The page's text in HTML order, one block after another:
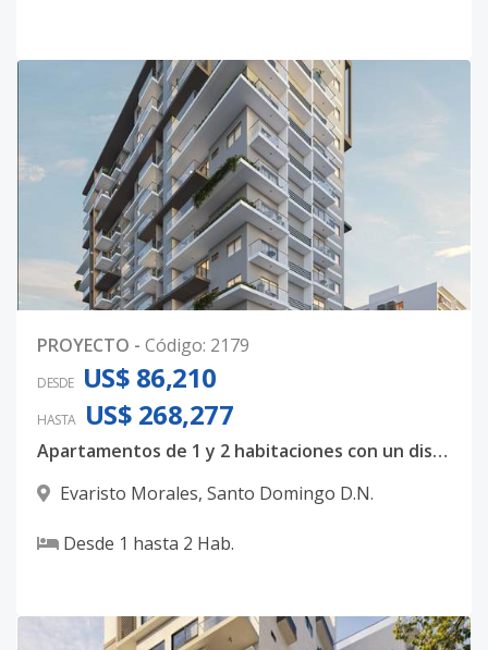
PROYECTO - Código: 2179
DESDE US$ 86,210
HASTA US$ 268,277
Apartamentos de 1 y 2 habitaciones con un diseño totalmente majestuoso
Evaristo Morales, Santo Domingo D.N.
Desde 1 hasta 2 Hab.